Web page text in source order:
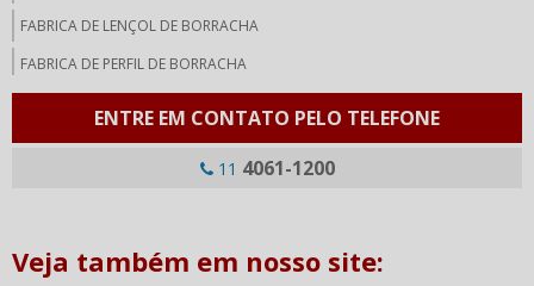
FABRICA DE LENÇOL DE BORRACHA
FABRICA DE PERFIL DE BORRACHA
FABRICANTE DE FILME STRETCH JUMBO
FABRICANTE DE LENÇOL DE BORRACHA
FABRICANTES DE BOBINAS DE FILME STRETCH JUMBO 50KG
ENTRE EM CONTATO PELO TELEFONE
11 4061-1200
Veja também em nosso site: